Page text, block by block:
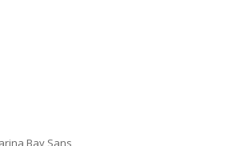
Bay Sans